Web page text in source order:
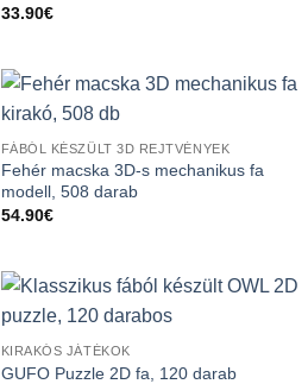
33.90€
FÁBÓL KÉSZÜLT 3D REJTVÉNYEK
Fehér macska 3D-s mechanikus fa
modell, 508 darab
54.90€
KIRAKÓS JÁTÉKOK
GUFO Puzzle 2D fa, 120 darab